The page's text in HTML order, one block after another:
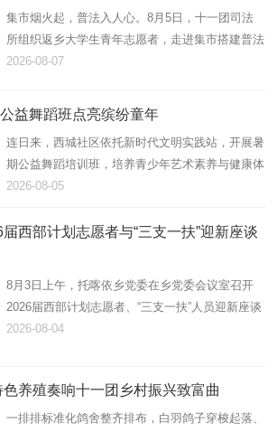
集市烟火起，普法入人心。8月5日，十一团司法
所组织返乡大学生青年志愿者，走进集市搭建普法
小摊，开展法治宣讲活动，以青春力量解锁接地
2026-08-07
益舞蹈班点亮缤纷童年
连日来，西城社区依托新时代文明实践站，开展暑
期公益舞蹈培训班，培养青少年艺术素养与健康体
魄，助力未成年人全面健康成长。
2026-08-05
西部计划志愿者与“三支一扶”迎新座谈
8月3日上午，托喀依乡党委在乡党委会议室召开
2026届西部计划志愿者、“三支一扶”人员迎新座谈
会。会议由乡党委副书记、纪委书记张茂祥主持，
2026-08-04
养殖奏响十一团乡村振兴致富曲
一排排标准化鸽舍整齐排布，白羽鸽子穿梭起落、